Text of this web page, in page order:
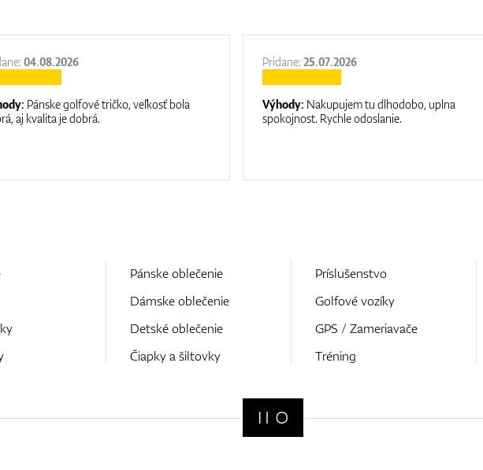
04.08.2026
Pánske golfové tričko, veľkosť bola
aj kvalita je dobrá.
Pridane:25.07.2026
Výhody: Nakupujem tu dlhodobo, uplna
spokojnost. Rychle odoslanie.
Pánske oblečenie
Dámske oblečenie
Detské oblečenie
Čiapky a šiltovky
Príslušenstvo
Golfové vozíky
GPS / Zameriavače
Tréning